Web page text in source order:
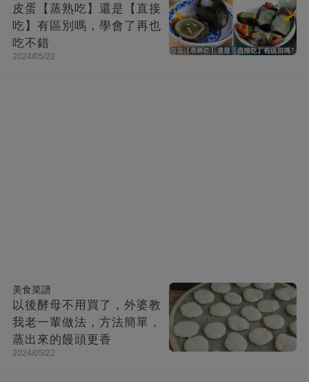
皮蛋【蒸熟吃】還是【直接
吃】有區別嗎，學會了再也
吃不錯
2024/05/22
美食菜譜
以後酵母不用買了，外婆教
我老一輩做法，方法簡單，
蒸出來的饅頭更香
2024/05/22